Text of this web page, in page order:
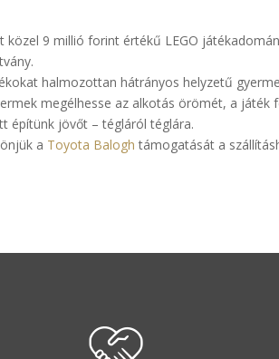
közel 9 millió forint értékű LEGO
halmozottan hátrányos helyzetű
megélhesse az alkotás örömét, a játék
építünk jövőt – tégláról téglára.
a Toyota Balogh támogatását a